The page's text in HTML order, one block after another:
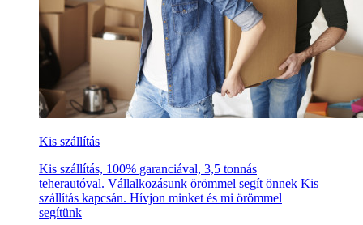
Kis szállítás
Kis szállítás, 100% garanciával, 3,5 tonnás
teherautóval. Vállalkozásunk örömmel segít önnek Kis
szállítás kapcsán. Hívjon minket és mi örömmel
segítünk